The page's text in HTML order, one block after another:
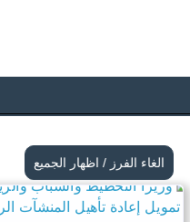
الغاء الفرز / اظهار الجميع